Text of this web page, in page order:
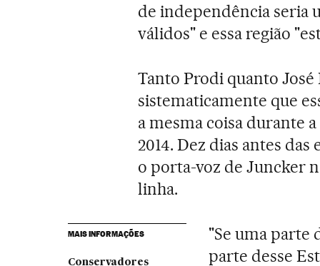
de independência seria
válidos" e essa região
Tanto Prodi quanto
sistematicamente que
a mesma coisa durante
2014. Dez dias antes das
o porta-voz de Juncker
linha.
MAIS INFORMAÇÕES
Conservadores
"Se uma parte
parte desse